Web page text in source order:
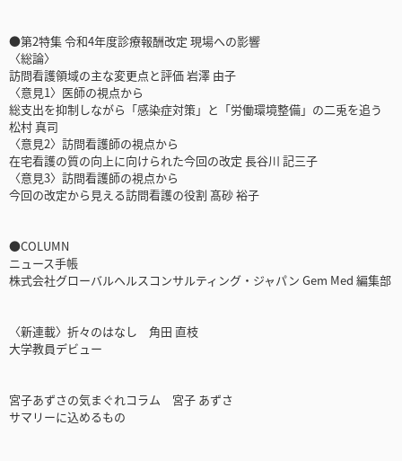
●第2特集 令和4年度診療報酬改定 現場への影響
〈総論〉
訪問看護領域の主な変更点と評価 岩澤 由子
〈意見1〉医師の視点から
総支出を抑制しながら「感染症対策」と「労働環境整備」の二兎を追う
松村 真司
〈意見2〉訪問看護師の視点から
在宅看護の質の向上に向けられた今回の改定 長谷川 記三子
〈意見3〉訪問看護師の視点から
今回の改定から見える訪問看護の役割 髙砂 裕子
●COLUMN
ニュース手帳
株式会社グローバルヘルスコンサルティング・ジャパン Gem Med 編集部
〈新連載〉折々のはなし 角田 直枝
大学教員デビュー
宮子あずさの気まぐれコラム 宮子 あずさ
サマリーに込めるもの